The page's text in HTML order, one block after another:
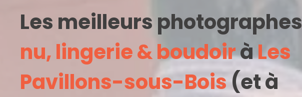
Les meilleurs photographes
nu, lingerie & boudoiràLes
Pavillons-sous-Bois (et à